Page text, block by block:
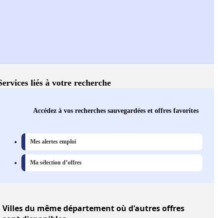
liés à votre recherche
Accédez à vos recherches sauvegardées et offres favorites
Mes alertes emploi
Ma sélection d’offres
Villesdu même département où d'autres offres